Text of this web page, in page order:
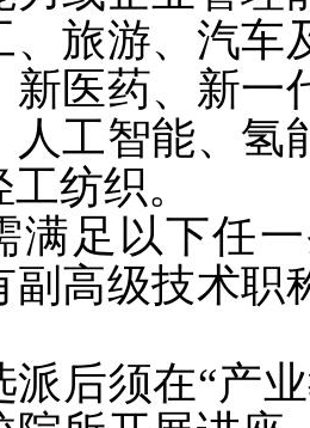
、旅游、汽车
新医药、新一
人工智能、氢
纺织。
足以下任一
副高级技术职
须在“产业